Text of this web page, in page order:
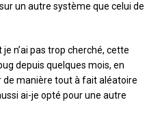
un autre système que celui de
je n’ai pas trop cherché, cette
depuis quelques mois, en
manière tout à fait aléatoire
ai-je opté pour une autre